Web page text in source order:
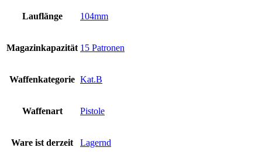
Lauflänge 104mm
Magazinkapazität 15 Patronen
Waffenkategorie Kat.B
Waffenart Pistole
Ware ist derzeit Lagernd